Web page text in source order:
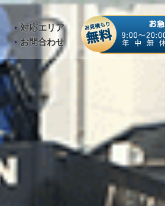
対応エリア
お問合わせ